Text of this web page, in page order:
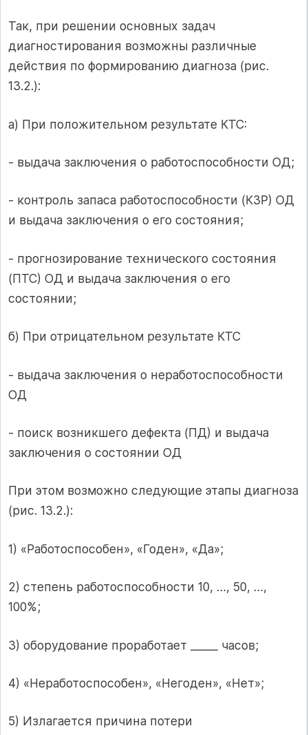
Так, при решении основных задач
диагностирования возможны различные
действия по формированию диагноза (рис.
13.2.):
а) При положительном результате КТС:
- выдача заключения о работоспособности ОД;
- контроль запаса работоспособности (КЗР) ОД
и выдача заключения о его состояния;
- прогнозирование технического состояния
(ПТС) ОД и выдача заключения о его
состоянии;
б) При отрицательном результате КТС
- выдача заключения о неработоспособности
ОД
- поиск возникшего дефекта (ПД) и выдача
заключения о состоянии ОД
При этом возможно следующие этапы диагноза
(рис. 13.2.):
1) «Работоспособен», «Годен», «Да»;
2) степень работоспособности 10, …, 50, …,
100%;
3) оборудование проработает _____ часов;
4) «Неработоспособен», «Негоден», «Нет»;
5) Излагается причина потери